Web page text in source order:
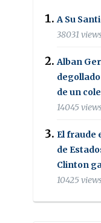
A Su
38031
Alban
de un
14045
El fraude
de
Clinton
10425